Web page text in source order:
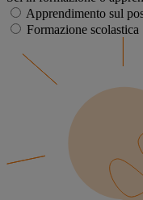
Apprendimento sul
Formazione scolastica